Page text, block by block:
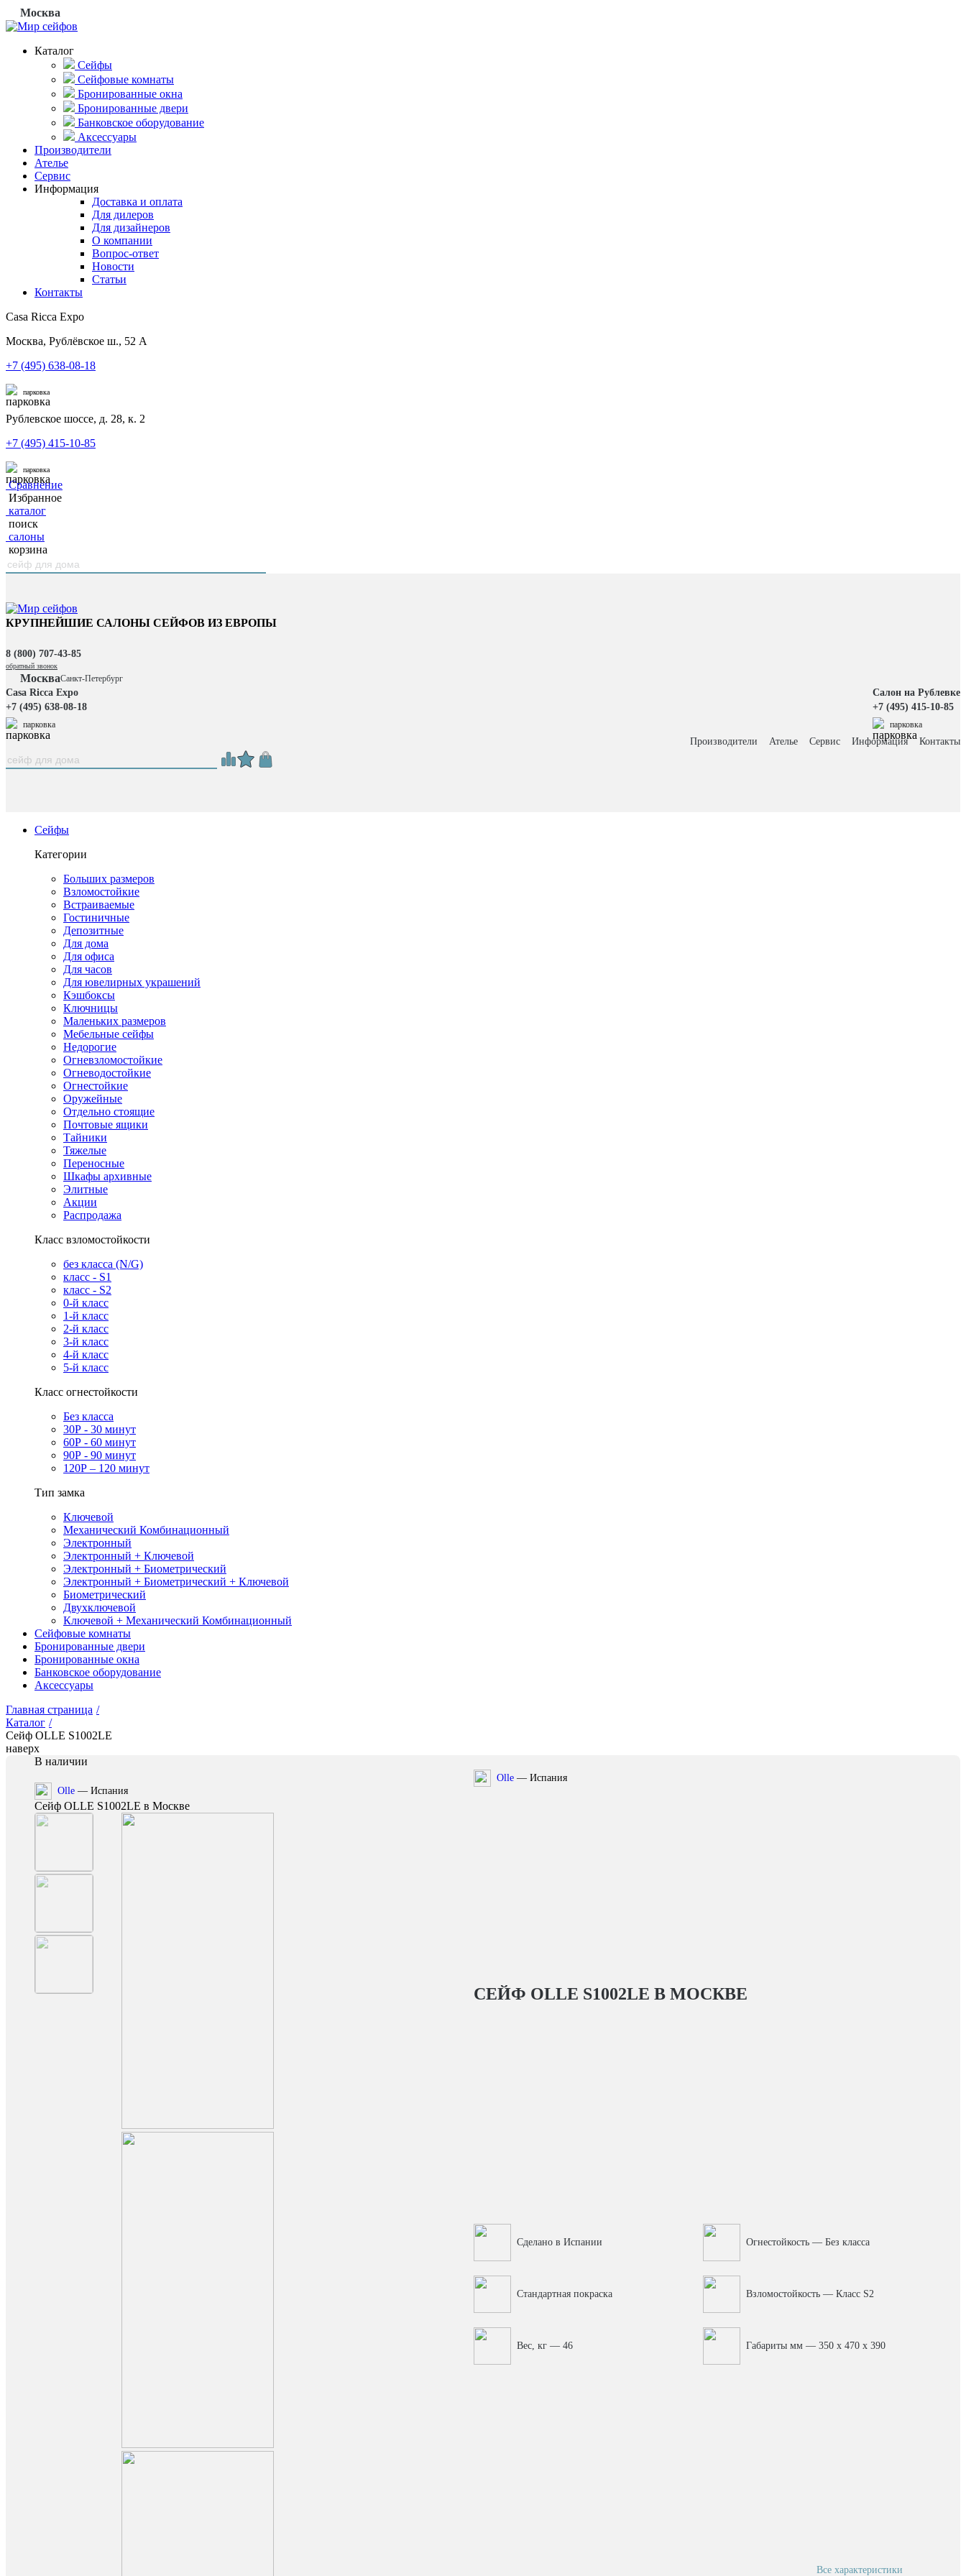
Москва
Каталог
Сейфы
Сейфовые комнаты
Бронированные окна
Бронированные двери
Банковское оборудование
Аксессуары
Производители
Ателье
Сервис
Информация
Доставка и оплата
Для дилеров
Для дизайнеров
О компании
Вопрос-ответ
Новости
Статьи
Контакты
Casa Ricca Expo
Москва, Рублёвское ш., 52 А
+7 (495) 638-08-18
парковка
Рублевское шоссе, д. 28, к. 2
+7 (495) 415-10-85
парковка
Сравнение
Избранное
каталог
поиск
салоны
корзина
КРУПНЕЙШИЕ САЛОНЫ СЕЙФОВ ИЗ ЕВРОПЫ
8 (800) 707-43-85
обратный звонок
МоскваСанкт-Петербург
Casa Ricca Expo
+7 (495) 638-08-18
парковка
Салон на Рублевке
+7 (495) 415-10-85
парковка
Производители Ателье Сервис Информация Контакты
Сейфы
Категории
Больших размеров
Взломостойкие
Встраиваемые
Гостиничные
Депозитные
Для дома
Для офиса
Для часов
Для ювелирных украшений
Кэшбоксы
Ключницы
Маленьких размеров
Мебельные сейфы
Недорогие
Огневзломостойкие
Огневодостойкие
Огнестойкие
Оружейные
Отдельно стоящие
Почтовые ящики
Тайники
Тяжелые
Переносные
Шкафы архивные
Элитные
Акции
Распродажа
Класс взломостойкости
без класса (N/G)
класс - S1
класс - S2
0-й класс
1-й класс
2-й класс
3-й класс
4-й класс
5-й класс
Класс огнестойкости
Без класса
30Р - 30 минут
60Р - 60 минут
90Р - 90 минут
120Р – 120 минут
Тип замка
Ключевой
Механический Комбинационный
Электронный
Электронный + Ключевой
Электронный + Биометрический
Электронный + Биометрический + Ключевой
Биометрический
Двухключевой
Ключевой + Механический Комбинационный
Сейфовые комнаты
Бронированные двери
Бронированные окна
Банковское оборудование
Аксессуары
Главная страница /
Каталог /
Сейф OLLE S1002LE
наверх
В наличии
Olle — Испания
Сейф OLLE S1002LE в Москве
Olle — Испания
СЕЙФ OLLE S1002LE В МОСКВЕ
Сделано в Испании Огнестойкость — Без класса
Стандартная покраска Взломостойкость — Класс S2
Вес, кг — 46 Габариты мм — 350 x 470 x 390
Все характеристики